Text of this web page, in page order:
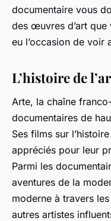
documentaire vous
des œuvres d’art que
eu l’occasion de voir
L’histoire de
Arte, la chaîne
documentaires de
Ses films sur
appréciés pour leur
Parmi les
aventures de la
moderne à travers
autres artistes